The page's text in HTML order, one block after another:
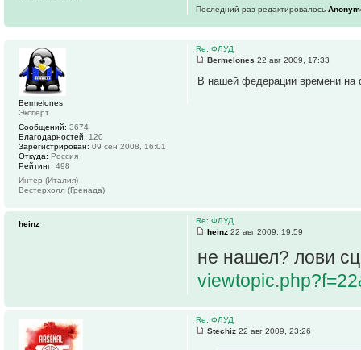
Последний раз редактировалось
Re: ФЛУД
Bermelones 22 авг 2009, 17:33
В нашей федерации времени на
Bermelones
Эксперт
Сообщений: 3674
Благодарностей: 120
Зарегистрирован: 09 сен 2008, 16:01
Откуда: Россия
Рейтинг: 498
Интер (Италия)
Вестерхолл (Гренада)
Re: ФЛУД
heinz 22 авг 2009, 19:59
не нашел? лови
heinz
Re: ФЛУД
Stechiz 22 авг 2009, 23:26